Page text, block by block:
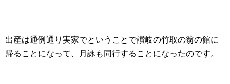
出産は通例通り実家でということで讃岐の竹取の翁の館に
帰ることになって、月詠も同行することになったのです。